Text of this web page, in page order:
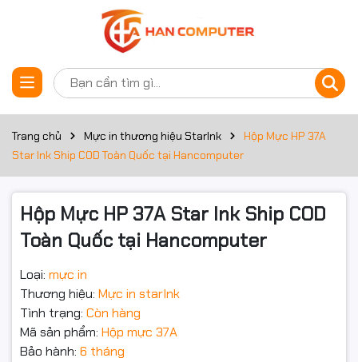
Trang chủ Mực in thương hiệu StarInk
Hộp Mực HP 37A
Star Ink Ship COD Toàn Quốc tại Hancomputer
Hộp Mực HP 37A Star Ink Ship COD
Toàn Quốc tại Hancomputer
Loại: mực in
Thương hiệu: Mực in starInk
Tình trạng: Còn hàng
Mã sản phẩm: Hộp mực 37A
Bảo hành: 6 tháng
Thông số kỹ thuật
Thông số Chi tiết
Loại mực in Laser
Loại cartridge Toner Cartridge
Dung lượng in
Số trang in
được
Khoảng 1600 trang (độ phủ 5%)
Tuổi thọ 24-36 tháng
Đặt trước sản phẩm